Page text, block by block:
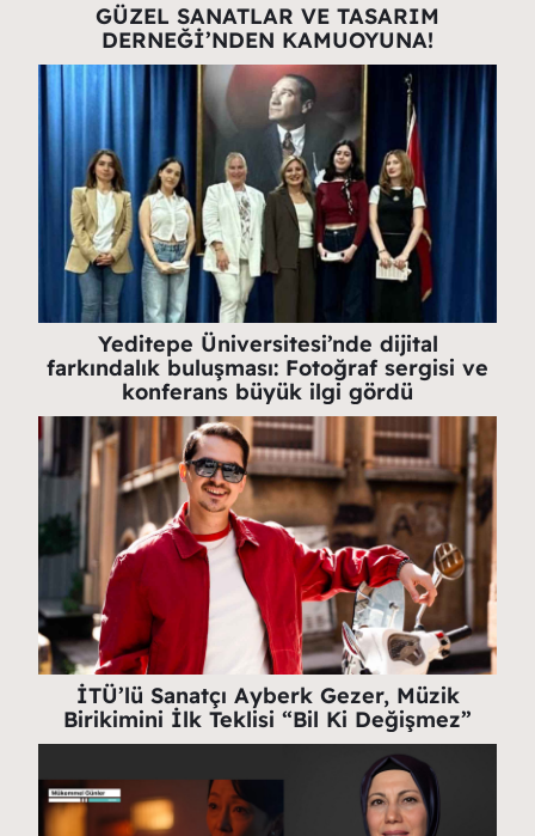
GÜZEL SANATLAR VE TASARIM
DERNEĞİ’NDEN KAMUOYUNA!
Yeditepe Üniversitesi’nde dijital
farkındalık buluşması: Fotoğraf sergisi ve
konferans büyük ilgi gördü
İTÜ’lü Sanatçı Ayberk Gezer, Müzik
Birikimini İlk Teklisi “Bil Ki Değişmez”